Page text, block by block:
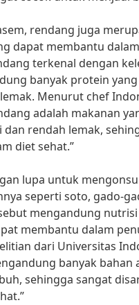
rendang juga
dapat membantu
terkenal dengan
banyak protein
Menurut chef
adalah makanan
rendah lemak,
diet sehat.”
lupa untuk
seperti soto, gado-
mengandung
membantu dalam
dari Universitas
banyak bahan
sehingga sangat